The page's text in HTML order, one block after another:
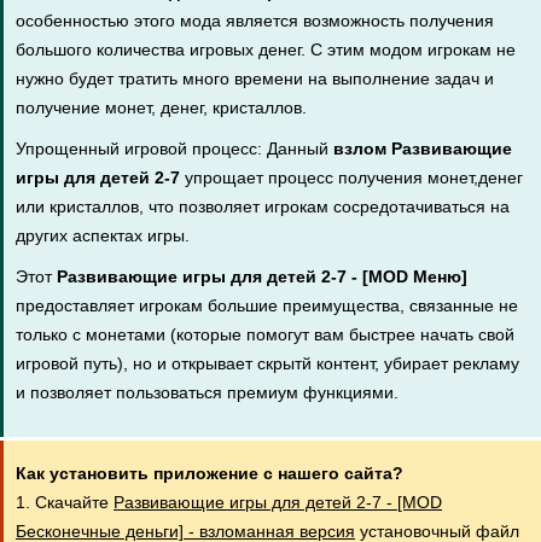
особенностью этого мода является возможность получения
большого количества игровых денег. С этим модом игрокам не
нужно будет тратить много времени на выполнение задач и
получение монет, денег, кристаллов.
Упрощенный игровой процесс: Данный взлом Развивающие
игры для детей 2-7 упрощает процесс получения монет,денег
или кристаллов, что позволяет игрокам сосредотачиваться на
других аспектах игры.
Этот Развивающие игры для детей 2-7 - [MOD Меню]
предоставляет игрокам большие преимущества, связанные не
только с монетами (которые помогут вам быстрее начать свой
игровой путь), но и открывает скрытй контент, убирает рекламу
и позволяет пользоваться премиум функциями.
Как установить приложение с нашего сайта?
1. Скачайте Развивающие игры для детей 2-7 - [MOD
Бесконечные деньги] - взломанная версия установочный файл